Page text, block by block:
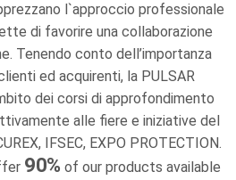
l`approccio professionale
di favorire una collaborazione
Tenendo conto dell’importanza
ed acquirenti, la PULSAR
dei corsi di approfondimento
alle fiere e iniziative del
IFSEC, EXPO PROTECTION.
90% of our products available